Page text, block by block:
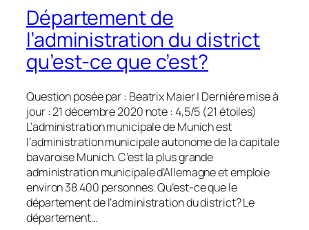
Département de
l’administration du district
qu’est-ce que c’est?
Question posée par : Beatrix Maier | Dernière mise à
jour : 21 décembre 2020 note : 4,5/5 (21 étoiles)
L’administration municipale de Munich est
l’administration municipale autonome de la capitale
bavaroise Munich. C’est la plus grande
administration municipale d’Allemagne et emploie
environ 38 400 personnes. Qu’est-ce que le
département de l’administration du district? Le
département…